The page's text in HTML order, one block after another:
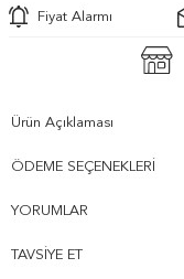
Fiyat Alarmı
Ürün Açıklaması
ÖDEME SEÇENEKLERI
YORUMLAR
TAVSIYE ET